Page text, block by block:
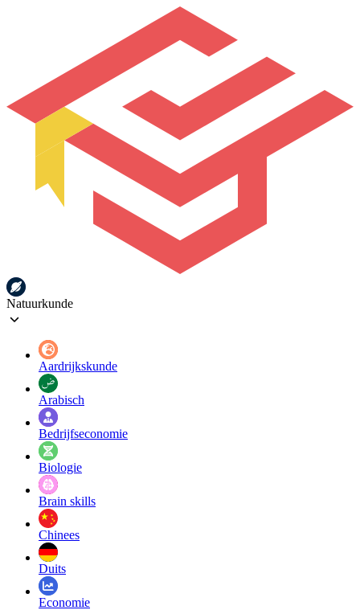
Natuurkunde
Aardrijkskunde
Arabisch
Bedrijfseconomie
Biologie
Brain skills
Chinees
Duits
Economie